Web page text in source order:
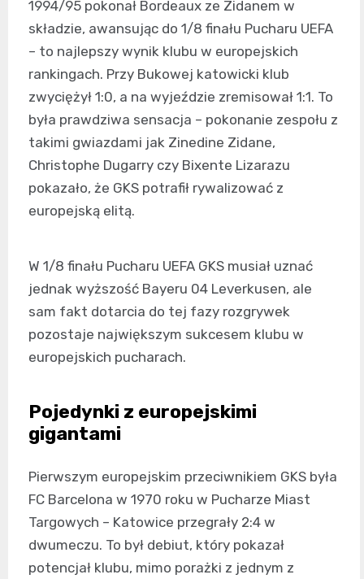
1994/95 pokonał Bordeaux ze Zidanem w
składzie, awansując do 1/8 finału Pucharu UEFA
– to najlepszy wynik klubu w europejskich
rankingach. Przy Bukowej katowicki klub
zwyciężył 1:0, a na wyjeździe zremisował 1:1. To
była prawdziwa sensacja – pokonanie zespołu z
takimi gwiazdami jak Zinedine Zidane,
Christophe Dugarry czy Bixente Lizarazu
pokazało, że GKS potrafił rywalizować z
europejską elitą.
W 1/8 finału Pucharu UEFA GKS musiał uznać
jednak wyższość Bayeru 04 Leverkusen, ale
sam fakt dotarcia do tej fazy rozgrywek
pozostaje największym sukcesem klubu w
europejskich pucharach.
Pojedynki z europejskimi
gigantami
Pierwszym europejskim przeciwnikiem GKS była
FC Barcelona w 1970 roku w Pucharze Miast
Targowych – Katowice przegrały 2:4 w
dwumeczu. To był debiut, który pokazał
potencjał klubu, mimo porażki z jednym z